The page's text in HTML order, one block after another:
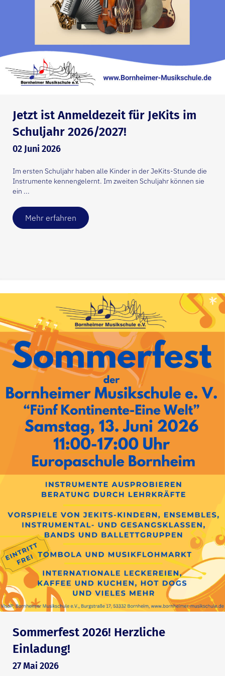
Jetzt ist Anmeldezeit für JeKits im
Schuljahr 2026/2027!
02 Juni 2026
Im ersten Schuljahr haben alle Kinder in der JeKits-Stunde die
Instrumente kennengelernt. Im zweiten Schuljahr können sie
ein ...
Mehr erfahren
Sommerfest 2026! Herzliche
Einladung!
27 Mai 2026